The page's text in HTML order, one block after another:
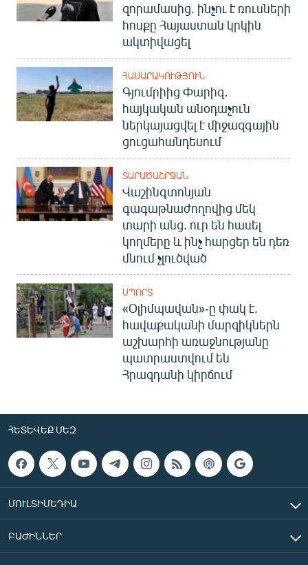
զորամասից. ինչու է ռուսների
հոսքը Հայաստան կրկին
ակտիվացել
ՀԱՍԱՐԱԿՈՒԹՅՈՒՆ
Գյումրիից Փարիզ․
հայկական անօդաչուն
ներկայացվել է միջազգային
ցուցահանդեսում
ՏԱՐԱԾԱՇՐՋԱՆ
Վաշինգտոնյան
գագաթնաժողովից մեկ
տարի անց. ուր են հասել
կողմերը և ինչ հարցեր են դեռ
մնում չլուծված
ՍՊՈՐՏ
«Օլիմպավան»-ը փակ է.
հավաքականի մարզիկներն
աշխարհի առաջնությանը
պատրաստվում են
Հրազդանի կիրճում
ՀԵՏԵՎԵՔ ՄԵԶ
ՄՈՒԼՏԻՄԵԴԻԱ
ԲԱԺԻՆՆԵՐ